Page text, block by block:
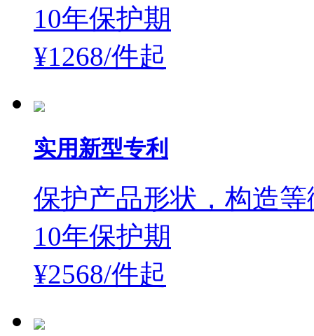
10年保护期
¥1268/件起
实用新型专利
保护产品形状，构造
10年保护期
¥2568/件起